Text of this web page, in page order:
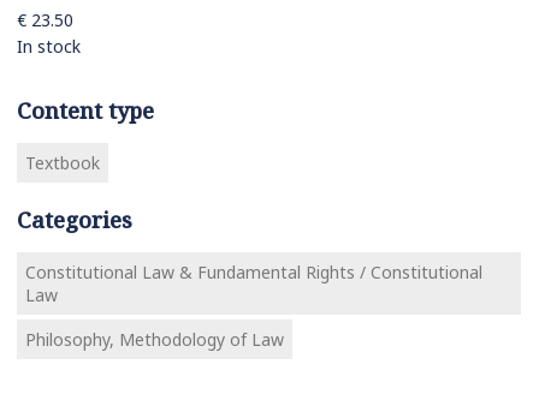
€ 23.50
In stock
Content type
Textbook
Categories
Constitutional Law & Fundamental Rights / Constitutional
Law
Philosophy, Methodology of Law